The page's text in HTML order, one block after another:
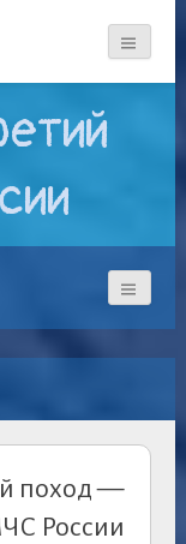
поход —
России